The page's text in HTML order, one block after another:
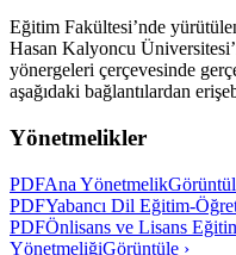
Eğitim Fakültesi’nde
Hasan Kalyoncu
yönergeleri çerçevesinde
aşağıdaki bağlantılardan
Yönetmelikler
PDFAna Yönetmelik
PDFYabancı Dil Eğitim-
PDFÖnlisans ve Lisans
YönetmeliğiGörüntüle ›